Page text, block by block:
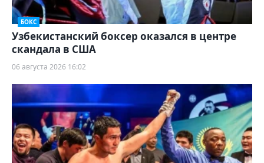
БОКС
Узбекистанский боксер оказался в центре
скандала в США
06 августа 2026 16:02